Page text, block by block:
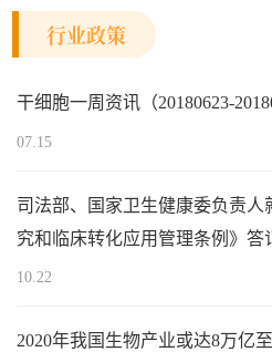
行业政策
干细胞一周资讯（20180623-
07.15
司法部、国家卫生健康委负责
究和临床转化应用管理条例》答
10.22
2020年我国生物产业或达8万亿